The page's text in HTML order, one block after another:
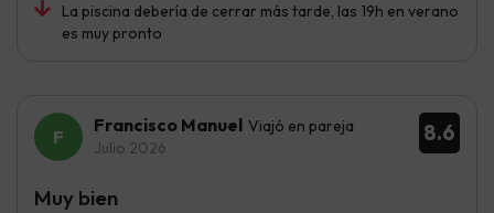
La piscina debería de cerrar más tarde, las 19h en verano
es muy pronto
8.6
Francisco Manuel Viajó en pareja
Julio 2026
Muy bien